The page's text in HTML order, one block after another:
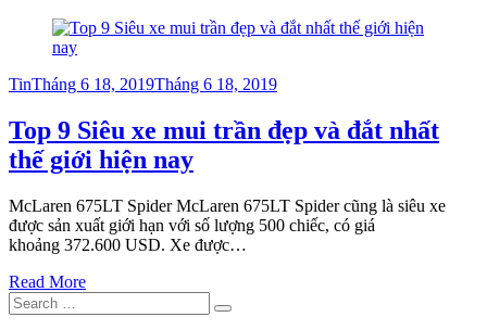
TinPosted
Tháng 6 18, 2019Tháng 6 18, 2019
Top 9 Siêu xe mui trần đẹp và đắt nhất
thế giới hiện nay
McLaren 675LT Spider McLaren 675LT Spider cũng là siêu xe
được sản xuất giới hạn với số lượng 500 chiếc, có giá
khoảng 372.600 USD. Xe được…
Read More
Search
for:
Search